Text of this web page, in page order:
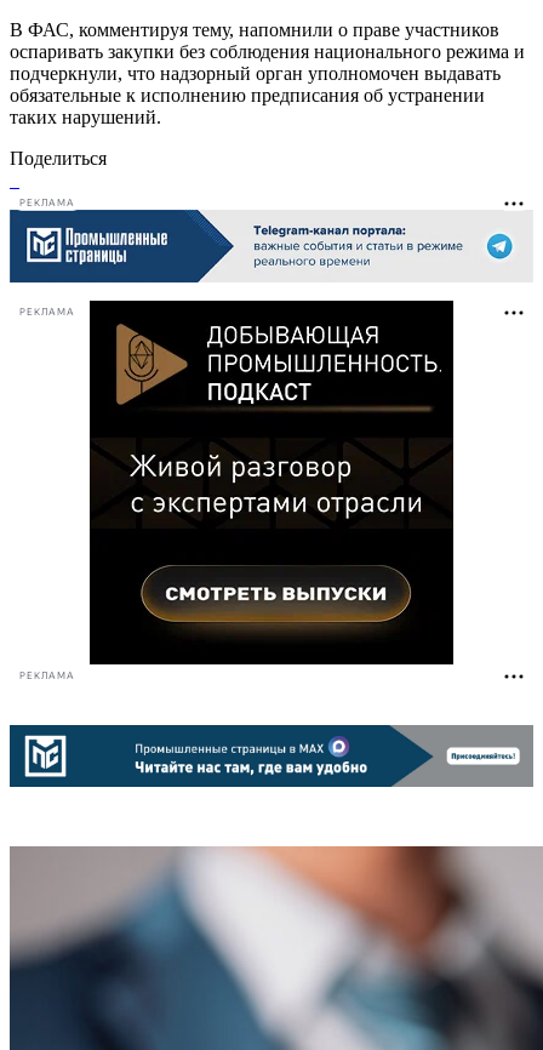
В ФАС, комментируя тему, напомнили о праве участников
оспаривать закупки без соблюдения национального режима и
подчеркнули, что надзорный орган уполномочен выдавать
обязательные к исполнению предписания об устранении
таких нарушений.
Поделиться
РЕКЛАМА
РЕКЛАМА
РЕКЛАМА